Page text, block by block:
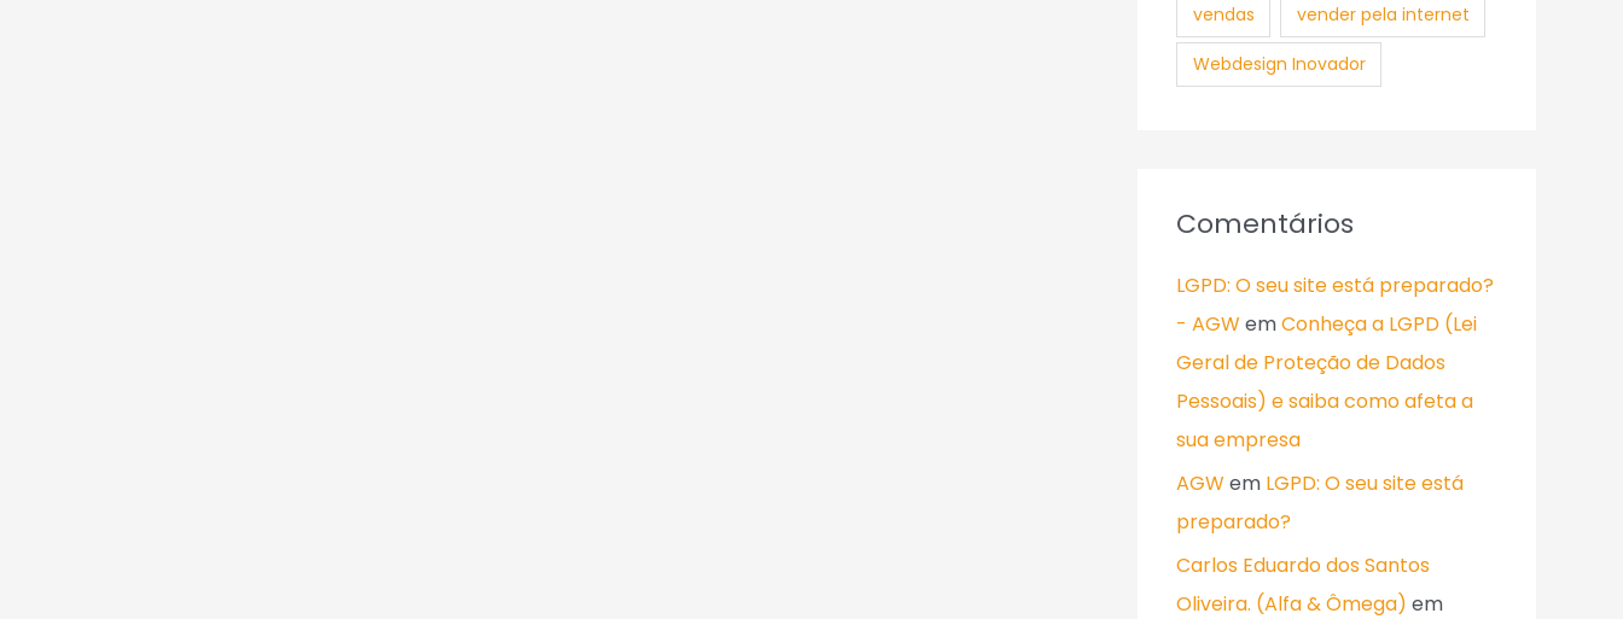
vendas vender pela internet
Webdesign Inovador
Comentários
LGPD: O seu site está preparado?
- AGWemConheça a LGPD (Lei
Geral de Proteção de Dados
Pessoais) e saiba como afeta a
sua empresa
AGWem LGPD: O seu site está
preparado?
Carlos Eduardo dos Santos
Oliveira. (Alfa & Ômega) em